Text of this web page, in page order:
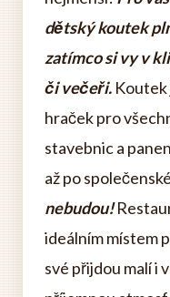
dětský koutek
zatímco si vy v
či večeři. Koutek
hraček pro
stavebnic a
až po
nebudou!
ideálním místem
své přijdou malí i